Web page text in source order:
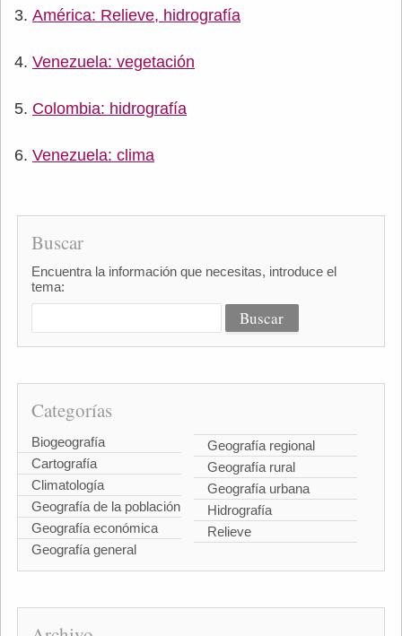
América: Relieve, hidrografía
Venezuela: vegetación
Colombia: hidrografía
Venezuela: clima
Buscar
Encuentra la información que necesitas, introduce el
tema:
Categorías
Biogeografía
Cartografía
Climatología
Geografía de la población
Geografía económica
Geografía general
Geografía regional
Geografía rural
Geografía urbana
Hidrografía
Relieve